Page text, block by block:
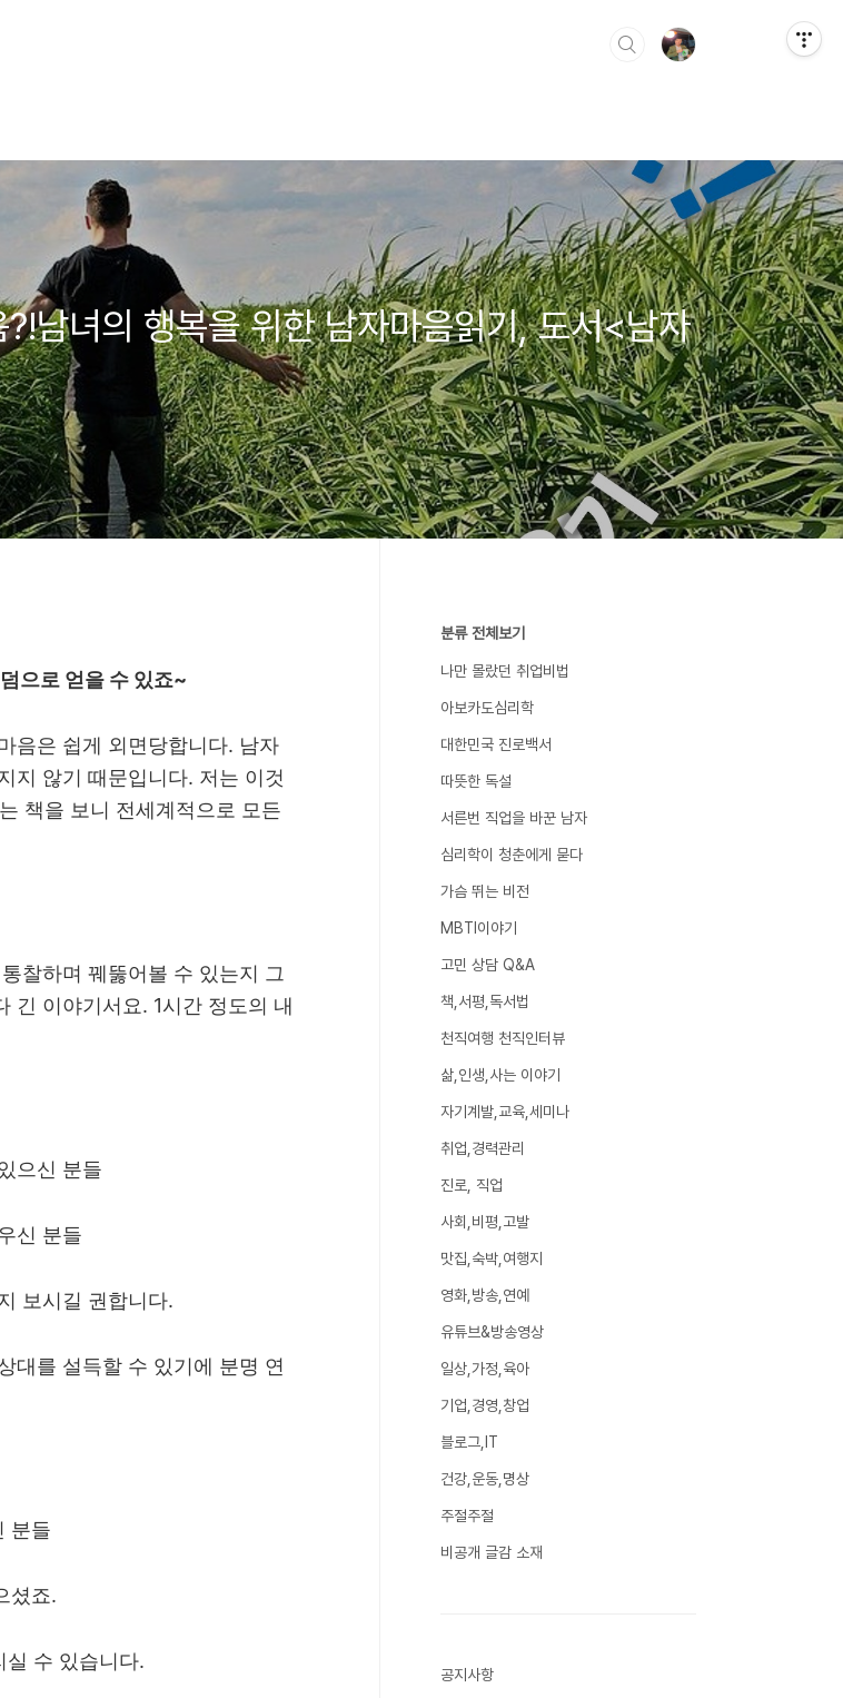
남녀의 행복을 위한 남자마음읽기, 도서<남자
으로 얻을 수 있죠~
음은 쉽게 외면당합니다. 남자
지 않기 때문입니다. 저는 이것
책을 보니 전세계적으로 모든
찰하며 꿰뚫어볼 수 있는지 그
긴 이야기서요. 1시간 정도의 내
으신 분들
신 분들
보시길 권합니다.
대를 설득할 수 있기에 분명 연
분들
셨죠.
실 수 있습니다.
분류 전체보기
나만 몰랐던 취업비법
아보카도심리학
대한민국 진로백서
따뜻한 독설
서른번 직업을 바꾼 남자
심리학이 청춘에게 묻다
가슴 뛰는 비전
MBTI이야기
고민 상담 Q&A
책,서평,독서법
천직여행 천직인터뷰
삶,인생,사는 이야기
자기계발,교육,세미나
취업,경력관리
진로, 직업
사회,비평,고발
맛집,숙박,여행지
영화,방송,연예
유튜브&방송영상
일상,가정,육아
기업,경영,창업
블로그,IT
건강,운동,명상
주절주절
비공개 글감 소재
공지사항